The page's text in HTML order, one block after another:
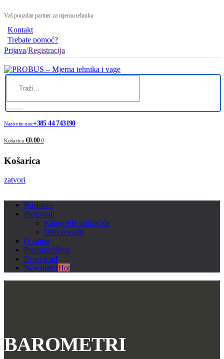
Vaš pouzdan partner za mjernu tehniku
Kontakt
Trebate pomoć?
Prijava/Registracija
Nazovite nas:+385 44 743190
Košarica €0.00 0
Košarica
zatvori
Naslovna
Proizvodi
Kategorije proizvoda
Opis ponude
O nama
Predstavništva
Download
NewsletterHot
BAROMETRI